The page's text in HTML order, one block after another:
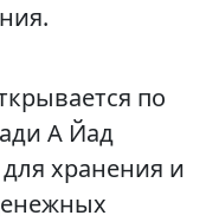
по
А Йад
хранения и